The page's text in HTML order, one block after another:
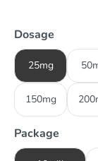
Dosage
25mg
150mg
Package